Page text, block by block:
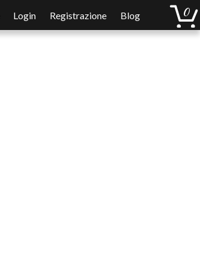
Login Registrazione Blog